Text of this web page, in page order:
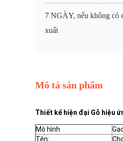
7 NGÀY, nếu không có
xuất
Mô tả sản phẩm
Thiết kế hiện đại Gỗ hiệu
Mô hình
Tên: